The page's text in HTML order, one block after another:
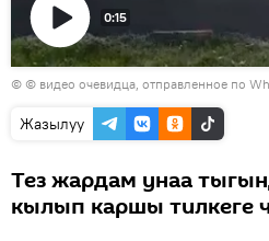
Видеону
көрсөтүү
0:15
© © видео очевидца, отправленное по
Жазылуу
Тез жардам унаа
кылып каршы тилкеге